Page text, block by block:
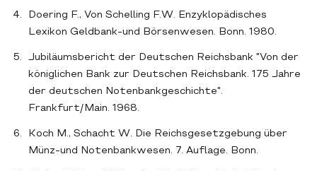
Doering F., Von Schelling F.W. Enzyklopädisches
Lexikon Geldbank-und Börsenwesen. Bonn. 1980.
Jubiläumsbericht der Deutschen Reichsbank "Von der
königlichen Bank zur Deutschen Reichsbank. 175 Jahre
der deutschen Notenbankgeschichte".
Frankfurt/Main. 1968.
Koch M., Schacht W. Die Reichsgesetzgebung über
Münz-und Notenbankwesen. 7. Auflage. Bonn.